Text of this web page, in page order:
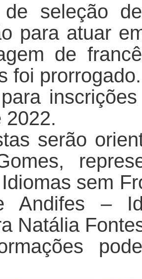
seleção
para atuar
de
foi prorrogado.
2022.
serão
sem
Andifes –
Natália